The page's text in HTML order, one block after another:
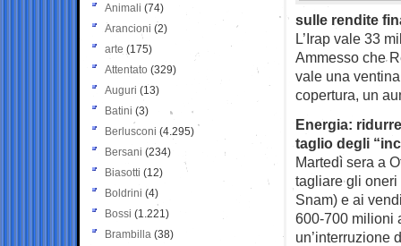
sulle rendite
L’Irap vale 33
Ammesso che
vale una
copertura, un
Energia:
taglio degli
Martedì sera a
tagliare gli oneri
Snam) e ai
600-700 milioni
un’interruzione
Animali (74)
Arancioni (2)
arte (175)
Attentato (329)
Auguri (13)
Batini (3)
Berlusconi (4.295)
Bersani (234)
Biasotti (12)
Boldrini (4)
Bossi (1.221)
Brambilla (38)